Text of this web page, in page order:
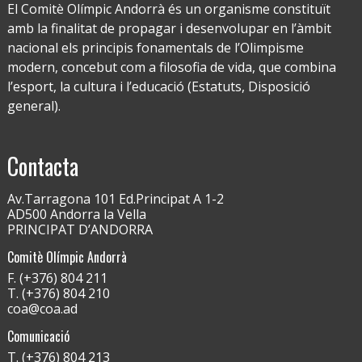
El Comitè Olímpic Andorrà és un organisme constituït
amb la finalitat de propagar i desenvolupar en l’àmbit
nacional els principis fonamentals de l’Olimpisme
modern, concebut com a filosofia de vida, que combina
l’esport, la cultura i l’educació (Estatuts, Disposició
general).
Contacta
Av.Tarragona 101 Ed.Principat A 1-2
AD500 Andorra la Vella
PRINCIPAT D’ANDORRA
Comitè Olímpic Andorrà
F. (+376) 804 211
T. (+376) 804 210
coa@coa.ad
Comunicació
T. (+376) 804 213